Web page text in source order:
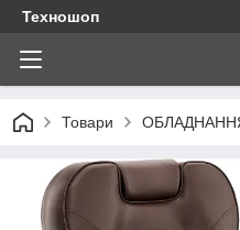
Техношоп
Товари